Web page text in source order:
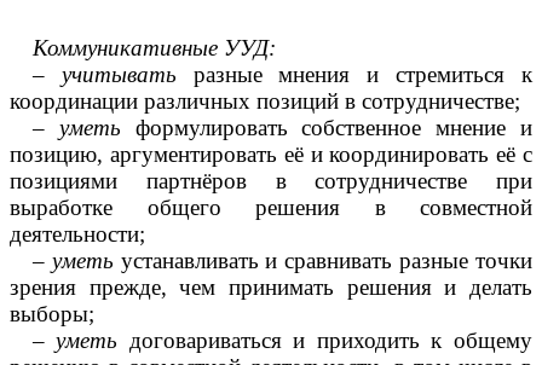
Коммуникативные УУД:
– учитывать разные мнения и стремиться к
координации различных позиций в сотрудничестве;
– уметь формулировать собственное мнение и
позицию, аргументировать её и координировать её с
позициями партнёров в сотрудничестве при
выработке общего решения в совместной
деятельности;
– уметь устанавливать и сравнивать разные точки
зрения прежде, чем принимать решения и делать
выборы;
–уметь договариваться и приходить к общему